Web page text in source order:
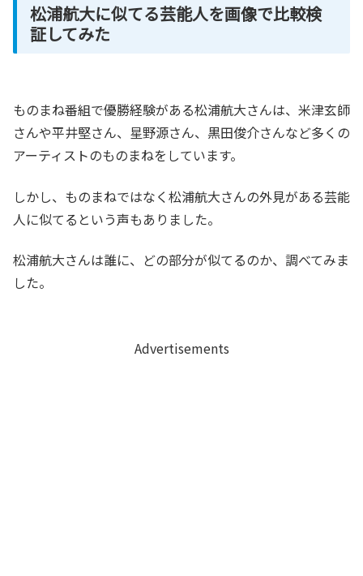
松浦航大に似てる芸能人を画像で比較検
証してみた
ものまね番組で優勝経験がある松浦航大さんは、米津玄師
さんや平井堅さん、星野源さん、黒田俊介さんなど多くの
アーティストのものまねをしています。
しかし、ものまねではなく松浦航大さんの外見がある芸能
人に似てるという声もありました。
松浦航大さんは誰に、どの部分が似てるのか、調べてみま
した。
Advertisements